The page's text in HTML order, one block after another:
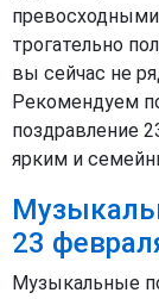
трогательно
вы сейчас не
Рекомендуем
поздравление
ярким и
23
Музыкальные